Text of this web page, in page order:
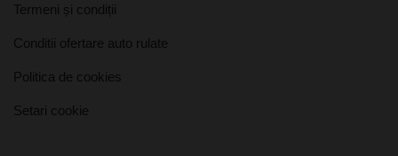
Termeni și condiții
Conditii ofertare auto rulate
Politica de cookies
Setari cookie